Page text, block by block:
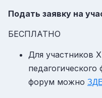
Подать заявку на
БЕСПЛАТНО
Для участников
форум можно